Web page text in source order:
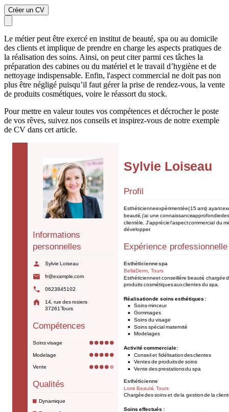
Créer un CV
Le métier peut être exercé en institut de beauté, spa ou au domicile
des clients et implique de prendre en charge les aspects pratiques de
la réalisation des soins. Ainsi, on peut citer parmi ces tâches la
préparation des cabines ou du matériel et le travail d’hygiène et de
nettoyage indispensable. Enfin, l'aspect commercial ne doit pas non
plus être négligé puisqu’il faut gérer la prise de rendez-vous, la vente
de produits cosmétiques, voire le réassort du stock.
Pour mettre en valeur toutes vos compétences et décrocher le poste
de vos rêves, suivez nos conseils et inspirez-vous de notre exemple
de CV dans cet article.